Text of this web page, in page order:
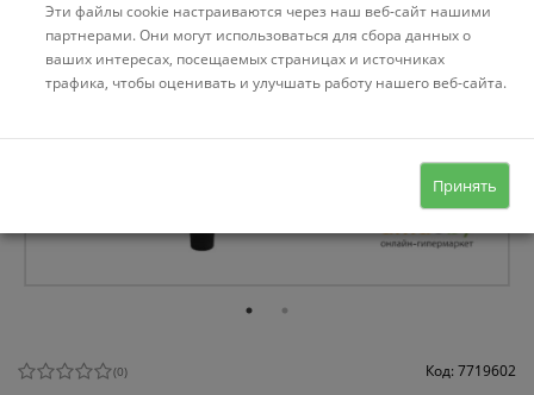
(0) Код: 7719602
Эти файлы cookie настраиваются через наш веб-сайт нашими
партнерами. Они могут использоваться для сбора данных о
ваших интересах, посещаемых страницах и источниках
трафика, чтобы оценивать и улучшать работу нашего веб-сайта.
Принять